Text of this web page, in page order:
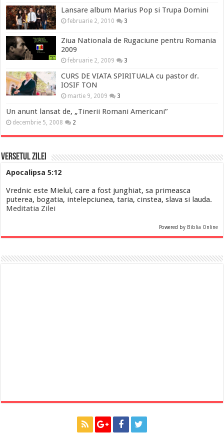
Lansare album Marius Pop si Trupa Domini
februarie 2, 2010 3
Ziua Nationala de Rugaciune pentru Romania
2009
februarie 2, 2009 3
CURS DE VIATA SPIRITUALA cu pastor dr.
IOSIF TON
martie 9, 2009 3
Un anunt lansat de, „Tinerii Romani Americani”
decembrie 5, 2008 2
Versetul Zilei
Apocalipsa 5:12
Vrednic este Mielul, care a fost junghiat, sa primeasca
puterea, bogatia, intelepciunea, taria, cinstea, slava si lauda.
Meditatia Zilei
Powered by Biblia Online